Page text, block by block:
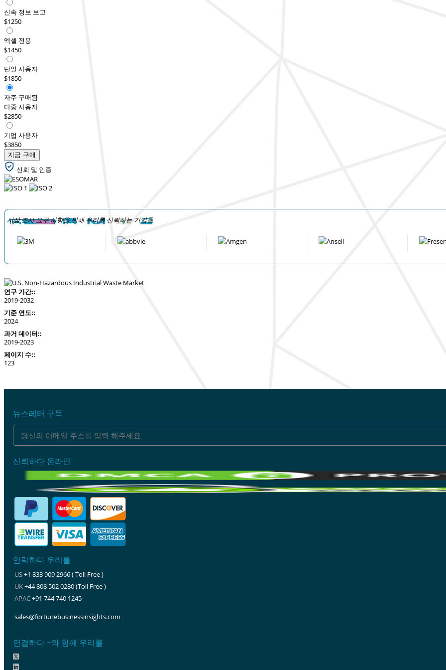
신속 정보 보고
$1250
엑셀 전용
$1450
단일 사용자
$1850
자주 구매됨
다중 사용자
$2850
기업 사용자
$3850
지금 구매
신뢰 및 인증
시장 조사 요구 사항을 위해 우리를 신뢰하는 기업들
연구 기간::
2019-2032
기준 연도::
2024
과거 데이터::
2019-2023
페이지 수::
123
뉴스레터 구독
신뢰하다 온라인
연락하다 우리를
US+1 833 909 2966 ( Toll Free )
UK+44 808 502 0280 (Toll Free )
APAC+91 744 740 1245
sales@fortunebusinessinsights.com
연결하다 ~와 함께 우리를